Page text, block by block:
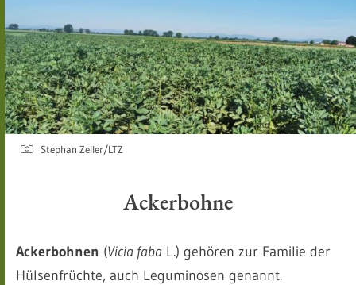
Stephan Zeller/LTZ
Ackerbohne
Ackerbohnen (Vicia faba L.) gehören zur Familie der
Hülsenfrüchte, auch Leguminosen genannt.